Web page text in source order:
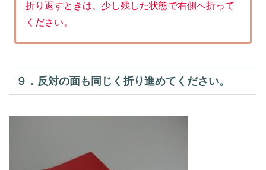
折り返すときは、少し残した状態で右側へ折って
ください。
９．反対の面も同じく折り進めてください。